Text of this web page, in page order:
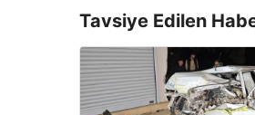
Tavsiye Edilen